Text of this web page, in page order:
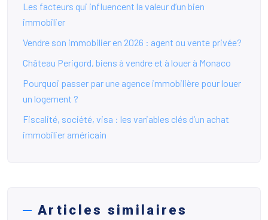
Les facteurs qui influencent la valeur d’un bien
immobilier
Vendre son immobilier en 2026 : agent ou vente privée?
Château Perigord, biens à vendre et à louer à Monaco
Pourquoi passer par une agence immobilière pour louer
un logement ?
Fiscalité, société, visa : les variables clés d’un achat
immobilier américain
Articles similaires